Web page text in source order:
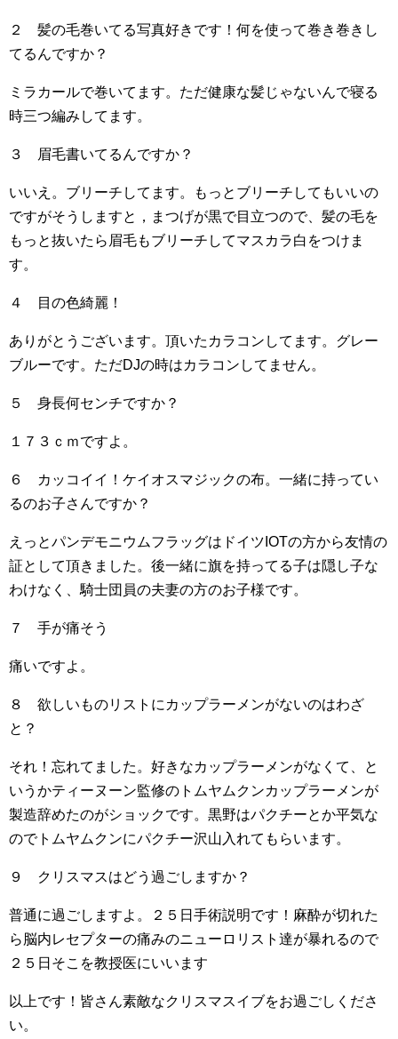
２ 髪の毛巻いてる写真好きです！何を使って巻き巻きし
てるんですか？
ミラカールで巻いてます。ただ健康な髪じゃないんで寝る
時三つ編みしてます。
３ 眉毛書いてるんですか？
いいえ。ブリーチしてます。もっとブリーチしてもいいの
ですがそうしますと，まつげが黒で目立つので、髪の毛を
もっと抜いたら眉毛もブリーチしてマスカラ白をつけま
す。
４ 目の色綺麗！
ありがとうございます。頂いたカラコンしてます。グレー
ブルーです。ただDJの時はカラコンしてません。
５ 身長何センチですか？
１７３ｃｍですよ。
６ カッコイイ！ケイオスマジックの布。一緒に持ってい
るのお子さんですか？
えっとパンデモニウムフラッグはドイツIOTの方から友情の
証として頂きました。後一緒に旗を持ってる子は隠し子な
わけなく、騎士団員の夫妻の方のお子様です。
７ 手が痛そう
痛いですよ。
８ 欲しいものリストにカップラーメンがないのはわざ
と？
それ！忘れてました。好きなカップラーメンがなくて、と
いうかティーヌーン監修のトムヤムクンカップラーメンが
製造辞めたのがショックです。黒野はパクチーとか平気な
のでトムヤムクンにパクチー沢山入れてもらいます。
９ クリスマスはどう過ごしますか？
普通に過ごしますよ。２５日手術説明です！麻酔が切れた
ら脳内レセプターの痛みのニューロリスト達が暴れるので
２５日そこを教授医にいいます
以上です！皆さん素敵なクリスマスイブをお過ごしくださ
い。